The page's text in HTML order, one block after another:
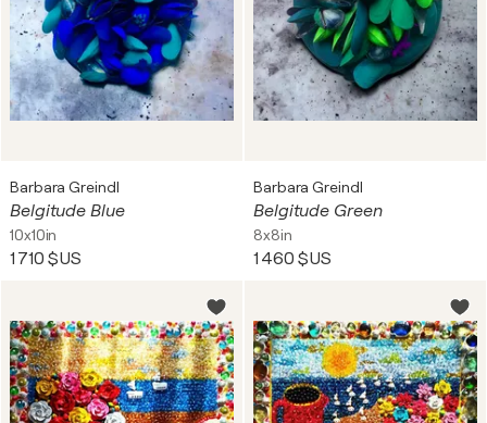
Barbara Greindl
Belgitude Blue
10x10in
1 710 $US
Barbara Greindl
Belgitude Green
8x8in
1 460 $US